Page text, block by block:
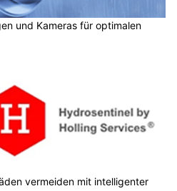
und Kameras für optimalen
vermeiden mit intelligenter